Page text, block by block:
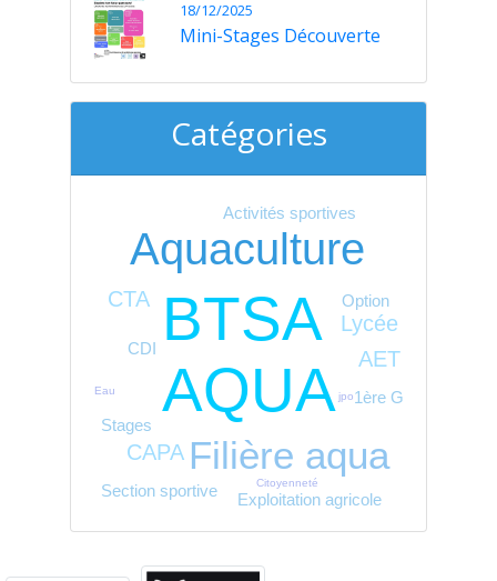
18/12/2025
Mini-Stages Découverte
Catégories
BTSA
AQUA
Aquaculture
Filière aqua
Lycée
AET
CAPA
CTA Option
Activités sportives
CDI
Exploitation agricole
1ère G
Section sportive
Stages
Citoyenneté
Eau
jpo